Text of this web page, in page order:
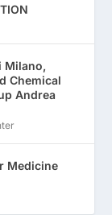
Milano,
Chemical
Andrea
Medicine